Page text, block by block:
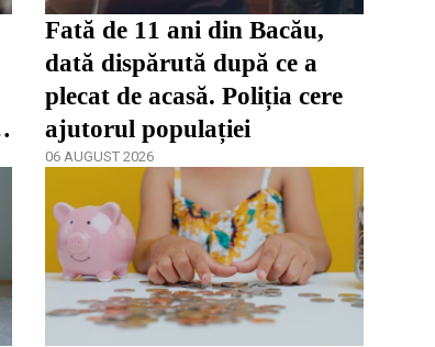
Fată de 11 ani din Bacău,
dată dispărută după ce a
plecat de acasă. Poliția cere
ajutorul populației
06 AUGUST 2026